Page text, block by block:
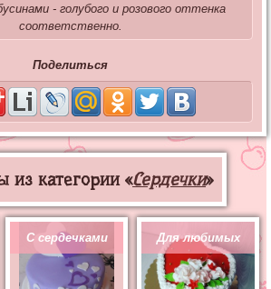
- голубого и розового оттенка
соответственно.
Поделиться
из категории «Сердечки»
С сердечками Для любимых